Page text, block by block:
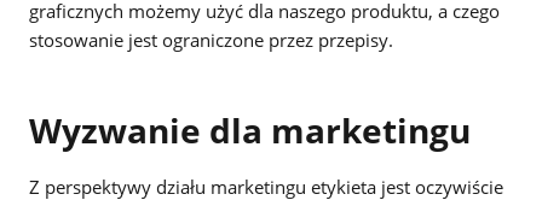
graficznych możemy użyć dla naszego produktu, a czego
stosowanie jest ograniczone przez przepisy.
Wyzwanie dla marketingu
Z perspektywy działu marketingu etykieta jest oczywiście